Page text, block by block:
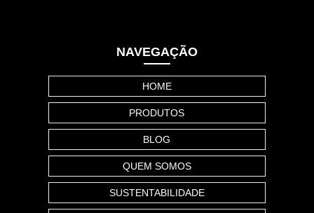
NAVEGAÇÃO
HOME
PRODUTOS
BLOG
QUEM SOMOS
SUSTENTABILIDADE